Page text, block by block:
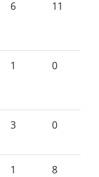
6 11
1 0
3 0
1 8